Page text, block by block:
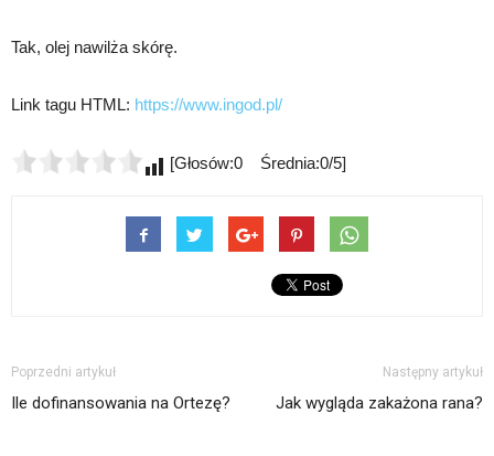
Tak, olej nawilża skórę.
Link tagu HTML: https://www.ingod.pl/
[Głosów:0 Średnia:0/5]
Poprzedni artykuł
Ile dofinansowania na Ortezę?
Następny artykuł
Jak wygląda zakażona rana?